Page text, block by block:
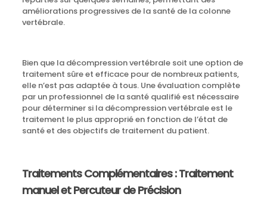
améliorations progressives de la santé de la colonne
vertébrale.
Bien que la décompression vertébrale soit une option de
traitement sûre et efficace pour de nombreux patients,
elle n’est pas adaptée à tous. Une évaluation complète
par un professionnel de la santé qualifié est nécessaire
pour déterminer si la décompression vertébrale est le
traitement le plus approprié en fonction de l’état de
santé et des objectifs de traitement du patient.
Traitements Complémentaires : Traitement
manuel et Percuteur de Précision